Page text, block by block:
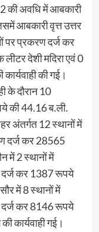
की अवधि में आबकारी
आबकारी वृत्त उत्तर
पर प्रकरण दर्ज कर
देशी मदिरा एवं 0
की गई।
के दौरान 10
की 44.16 ब.ली.
अंतर्गत 12 स्थानों में
दर्ज कर 28565
में 2 स्थानों में
दर्ज कर 1387 रूपये
में 8 स्थानों में
दर्ज कर 8146 रूपये
कार्यवाही गई।